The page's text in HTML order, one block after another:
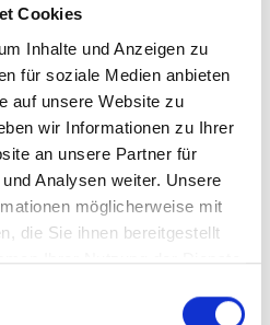
Cookies
Inhalte und Anzeigen zu
für soziale Medien anbieten
auf unsere Website zu
wir Informationen zu Ihrer
an unsere Partner für
Analysen weiter. Unsere
möglicherweise mit
die Sie ihnen bereitgestellt
Ihrer Nutzung der Dienste